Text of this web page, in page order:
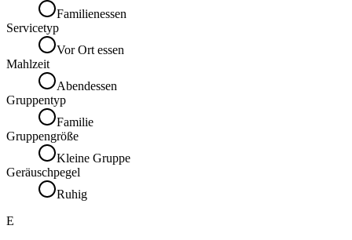
Familienessen
Servicetyp
Vor Ort essen
Mahlzeit
Abendessen
Gruppentyp
Familie
Gruppengröße
Kleine Gruppe
Geräuschpegel
Ruhig
E